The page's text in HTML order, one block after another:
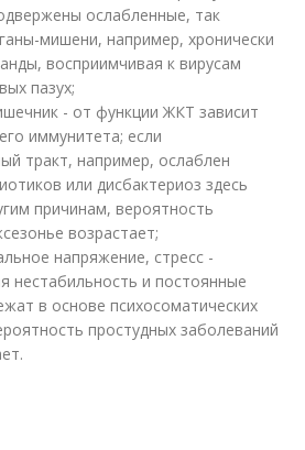
ослабленные, так
мишени, например, хронически
восприимчивая к вирусам
пазух;
- от функции ЖКТ зависит
иммунитета; если
тракт, например, ослаблен
или дисбактериоз здесь
причинам, вероятность
возрастает;
напряжение, стресс -
нестабильность и постоянные
в основе психосоматических
простудных заболеваний